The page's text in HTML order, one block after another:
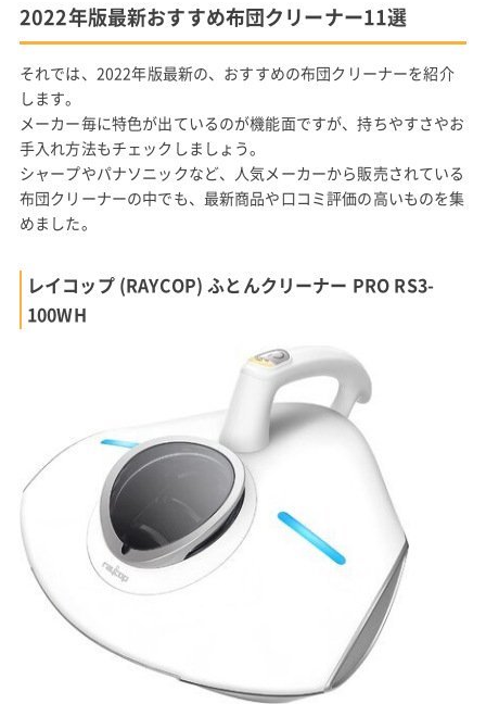
2022年版最新おすすめ布団クリーナー11選
それでは、2022年版最新の、おすすめの布団クリーナーを紹介
します。
メーカー毎に特色が出ているのが機能面ですが、持ちやすさやお
手入れ方法もチェックしましょう。
シャープやパナソニックなど、人気メーカーから販売されている
布団クリーナーの中でも、最新商品や口コミ評価の高いものを集
めました。
レイコップ (RAYCOP) ふとんクリーナー PRO RS3-
100WH